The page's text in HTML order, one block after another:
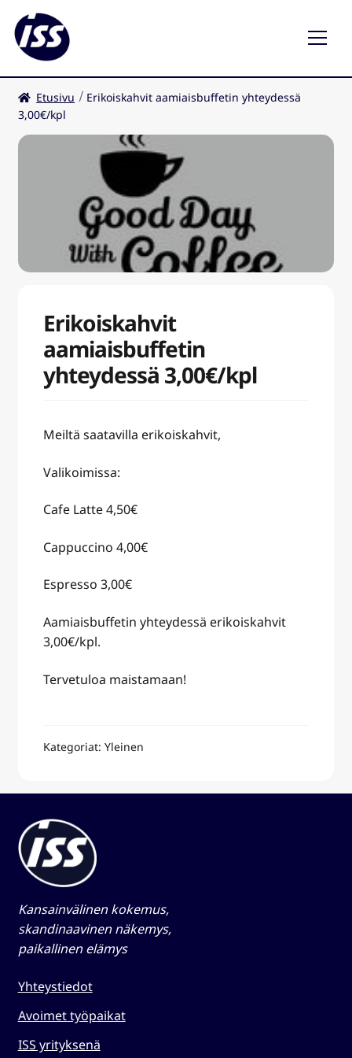
Ravintolat
Kahvilat
Etusivu
Erikoiskahvit aamiaisbuffetin yhteydessä
3,00€/kpl
Erikoiskahvit
aamiaisbuffetin
yhteydessä 3,00€/kpl
Meiltä saatavilla erikoiskahvit,
Valikoimissa:
Cafe Latte 4,50€
Cappuccino 4,00€
Espresso 3,00€
Aamiaisbuffetin yhteydessä erikoiskahvit
3,00€/kpl.
Tervetuloa maistamaan!
Kategoriat: Yleinen
Kansainvälinen kokemus,
skandinaavinen näkemys,
paikallinen elämys​
Yhteystiedot
Avoimet työpaikat
ISS yrityksenä